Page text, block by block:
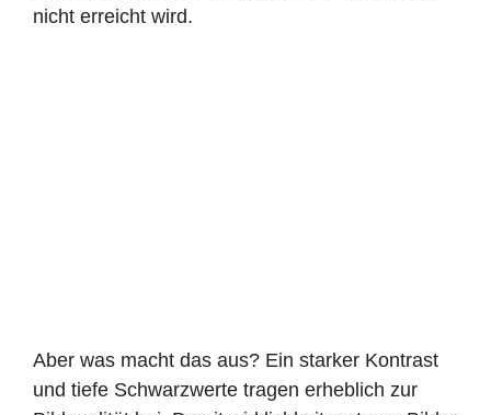
nicht erreicht wird.
Aber was macht das aus? Ein starker Kontrast
und tiefe Schwarzwerte tragen erheblich zur